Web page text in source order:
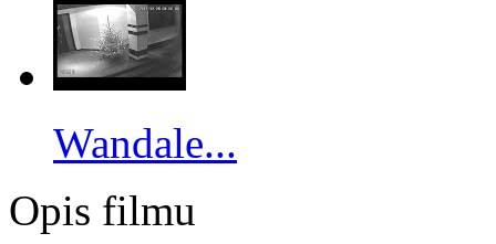
Wandale...
Opis filmu